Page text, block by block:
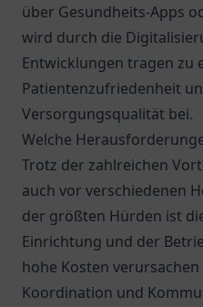
über Gesundheits-Apps
wird durch die
Entwicklungen tragen zu
Patientenzufriedenheit
Versorgungsqualität bei.
Welche
Trotz der zahlreichen
auch vor verschiedenen
der größten Hürden ist
Einrichtung und der
hohe Kosten
Koordination und